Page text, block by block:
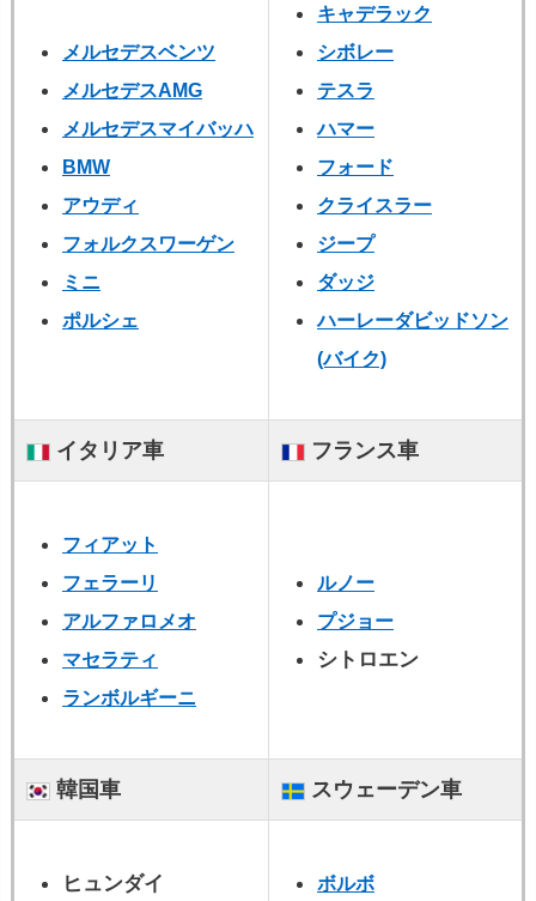
メルセデスベンツ
メルセデスAMG
メルセデスマイバッハ
BMW
アウディ
フォルクスワーゲン
ミニ
ポルシェ
キャデラック
シボレー
テスラ
ハマー
フォード
クライスラー
ジープ
ダッジ
ハーレーダビッドソン
(バイク)
イタリア車 フランス車
フィアット
フェラーリ
アルファロメオ
マセラティ
ランボルギーニ
ルノー
プジョー
シトロエン
韓国車 スウェーデン車
ヒュンダイ ボルボ